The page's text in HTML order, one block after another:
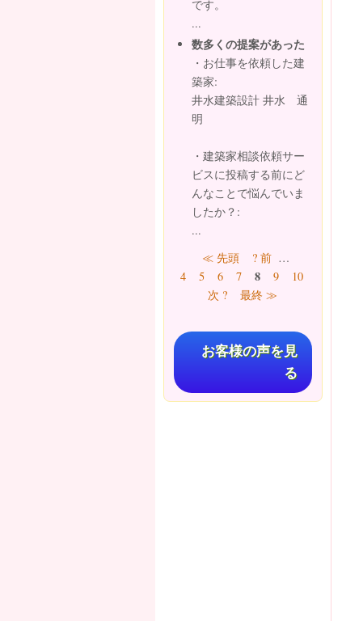
です。
...
数多くの提案があった
・お仕事を依頼した建
築家:
井水建築設計 井水 通
明
・建築家相談依頼サー
ビスに投稿する前にど
んなことで悩んでいま
したか？:
...
ページ≪ 先頭 ? 前 …
4
5 6 7 8 9 10
次 ?
最終 ≫
お客様の声を見
る